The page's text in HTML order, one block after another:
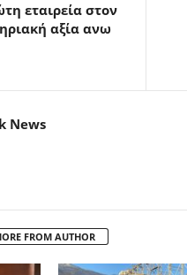
εταιρεία στον
αξία ανω
News
FROM AUTHOR